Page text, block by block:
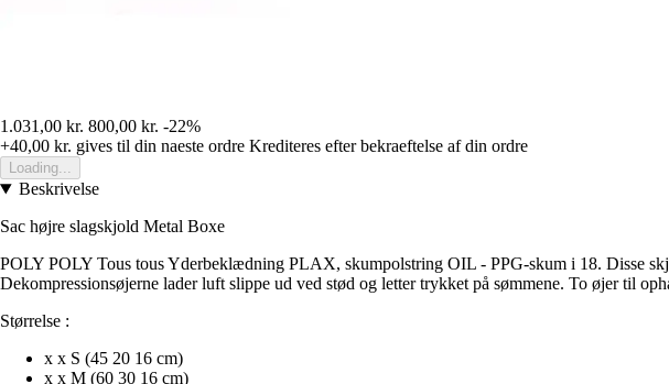
1.031,00 kr. 800,00 kr. -22%
+40,00 kr. gives til din naeste ordre Krediteres efter bekraeftelse af din ordre
Loading...
Beskrivelse
Sac højre slagskjold Metal Boxe
POLY POLY Tous tous Yderbeklædning PLAX, skumpolstring OIL - PPG-skum i 18. Disse
Dekompressionsøjerne lader luft slippe ud ved stød og letter trykket på sømmene. To øjer til
Størrelse :
x x S (45 20 16 cm)
x x M (60 30 16 cm)